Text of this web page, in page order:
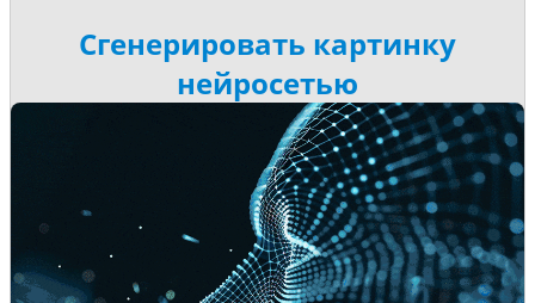
Сгенерировать картинку
нейросетью